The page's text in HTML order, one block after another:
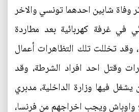
شابين احدهما تونسي والاخر
في غرفة كهربائية بعد مطاردة
وقد تخللت تلك التظاهرات أعمال
وقتل احد افراد الشرطة، وقد
فيها وزارة الداخلية، مدبري
واوباش ويجب اخراجهم من فرنسا،